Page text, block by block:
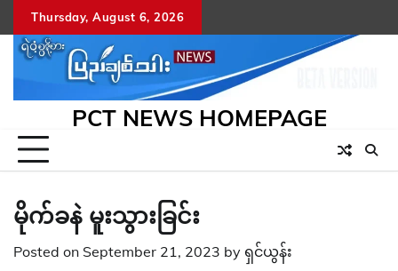
to
content
Thursday, August 6, 2026
PCT NEWS HOMEPAGE
မိုက်ခနဲ မူးသွားခြင်း
Posted on September 21, 2023 by ရှင်ယွန်း